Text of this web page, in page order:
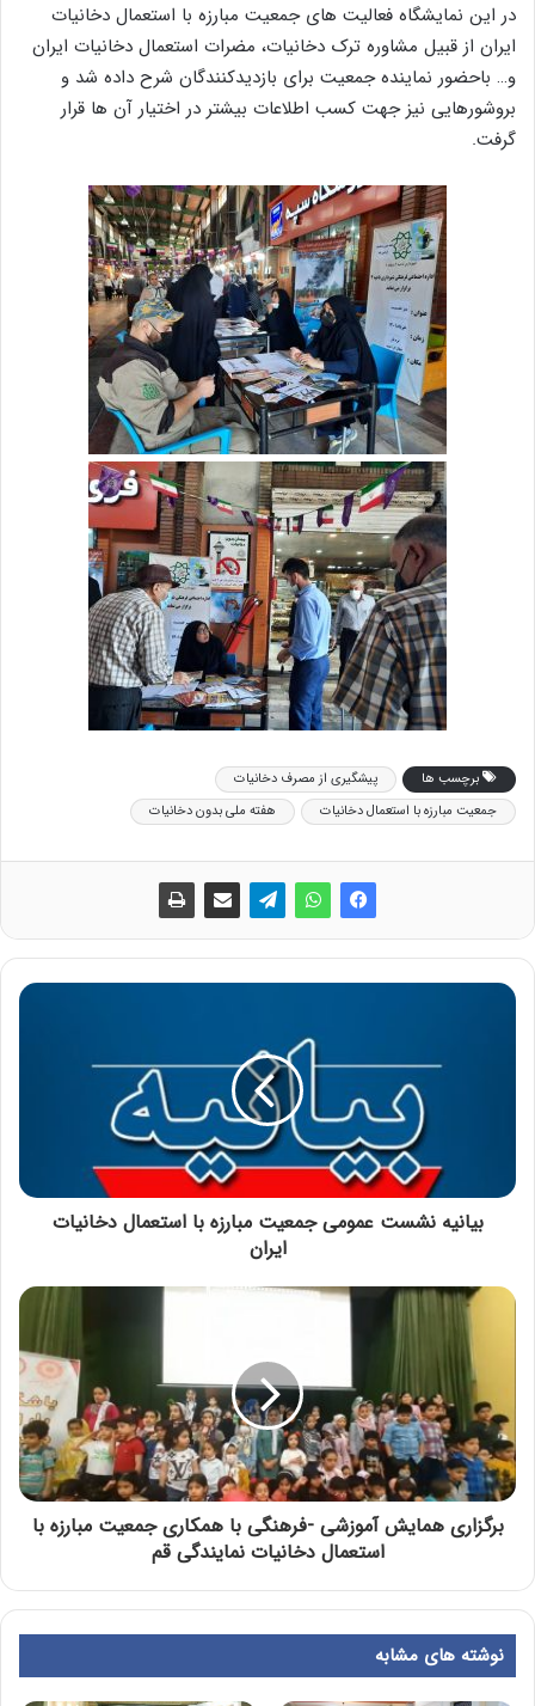
در این نمایشگاه فعالیت های جمعیت مبارزه با استعمال دخانیات
ایران از قبیل مشاوره ترک دخانیات، مضرات استعمال دخانیات ایران
و… باحضور نماینده جمعیت برای بازدیدکنندگان شرح داده شد و
بروشورهایی نیز جهت کسب اطلاعات بیشتر در اختیار آن ها قرار
گرفت.
برچسب ها
پیشگیری از مصرف دخانیات
جمعیت مبارزه با استعمال دخانیات
هفته ملی بدون دخانیات
بیانیه نشست عمومی جمعیت مبارزه با استعمال دخانیات
ایران
برگزاری همایش آموزشی -فرهنگی با همکاری جمعیت مبارزه با
استعمال دخانیات نمایندگی قم
نوشته های مشابه